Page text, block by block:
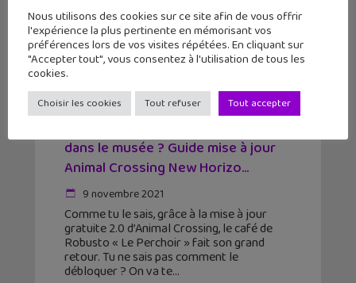
dans le musée ? Guide mise à jour
Animal Crossing New Horizo...
9 novembre 2021
Comme tu le sais, grâce à la mise à jour
gratuite 2.0 d’Animal Crossing, le café de
Robusto « Le Perchoir » fait son grand
retour. Tu ne sais pas comment le
débloquer ? On va te
Nous utilisons des cookies sur ce site afin de vous offrir
l'expérience la plus pertinente en mémorisant vos
préférences lors de vos visites répétées. En cliquant sur
"Accepter tout", vous consentez à l'utilisation de tous les
cookies.
Choisir les cookies Tout refuser Tout accepter